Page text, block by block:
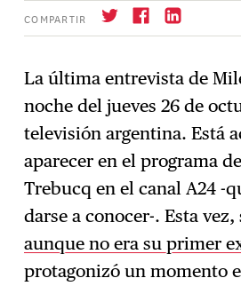
COMPARTIR
→ Suscríbase
La última entrevista de
noche del jueves 26 de
televisión argentina. Está
aparecer en el programa
Trebucq en el canal A24 -
darse a conocer-. Esta
aunque no era su primer
protagonizó un momento